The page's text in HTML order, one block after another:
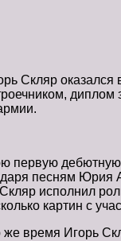
Скляр оказался
первую
песням Юрия
исполнил
картин с
время Игорь